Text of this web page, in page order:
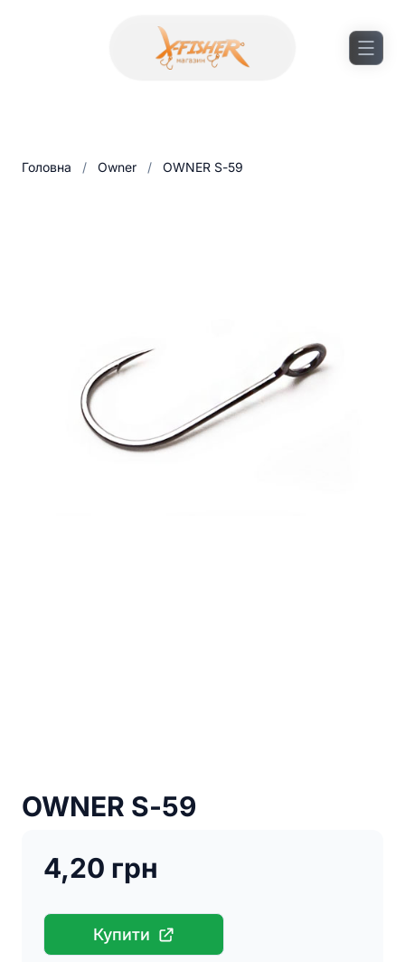
Головна / Owner / OWNER S-59
OWNER S-59
4,20 грн
Купити